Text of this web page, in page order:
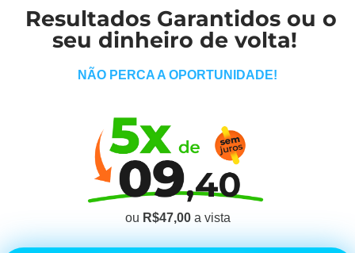
Resultados Garantidos ou o
seu dinheiro de volta!
NÃO PERCA A OPORTUNIDADE!
ou R$47,00a vista